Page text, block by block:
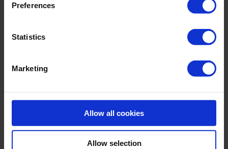
Preferences
Statistics
Marketing
Allow all cookies
Allow selection
Care Symbols:
die Silhouette zu tragen – nicht zu betonen.